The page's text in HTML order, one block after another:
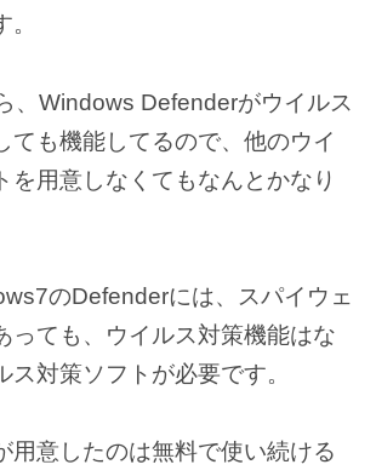
、Windows Defenderがウイルス
ても機能してるので、他のウイ
を用意しなくてもなんとかなり
のDefenderには、スパイウェ
っても、ウイルス対策機能はな
ス対策ソフトが必要です。
用意したのは無料で使い続ける